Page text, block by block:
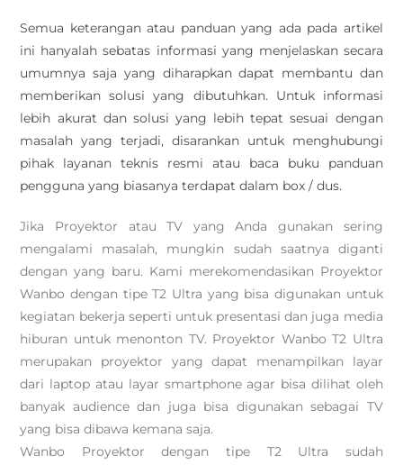
Semua keterangan atau panduan yang ada pada artikel
ini hanyalah sebatas informasi yang menjelaskan secara
umumnya saja yang diharapkan dapat membantu dan
memberikan solusi yang dibutuhkan. Untuk informasi
lebih akurat dan solusi yang lebih tepat sesuai dengan
masalah yang terjadi, disarankan untuk menghubungi
pihak layanan teknis resmi atau baca buku panduan
pengguna yang biasanya terdapat dalam box / dus.
Jika Proyektor atau TV yang Anda gunakan sering
mengalami masalah, mungkin sudah saatnya diganti
dengan yang baru. Kami merekomendasikan Proyektor
Wanbo dengan tipe T2 Ultra yang bisa digunakan untuk
kegiatan bekerja seperti untuk presentasi dan juga media
hiburan untuk menonton TV. Proyektor Wanbo T2 Ultra
merupakan proyektor yang dapat menampilkan layar
dari laptop atau layar smartphone agar bisa dilihat oleh
banyak audience dan juga bisa digunakan sebagai TV
yang bisa dibawa kemana saja.
Wanbo Proyektor dengan tipe T2 Ultra sudah